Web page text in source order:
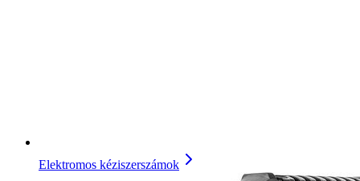
Elektromos kéziszerszámok